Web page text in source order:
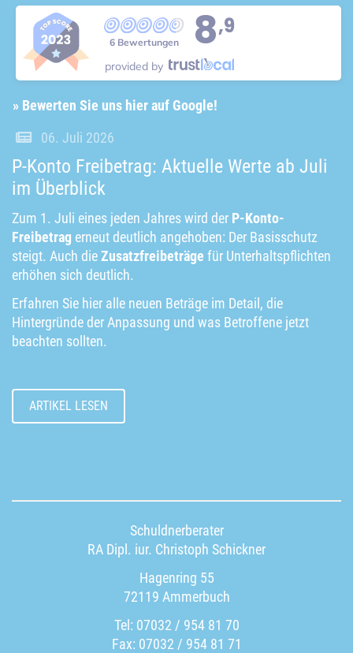
6 Bewertungen 8,9
provided by
» Bewerten Sie uns hier auf Google!
06. Juli 2026
P-Konto Freibetrag: Aktuelle Werte ab Juli
im Überblick
Zum 1. Juli eines jeden Jahres wird der P-Konto-
Freibetrag erneut deutlich angehoben: Der Basisschutz
steigt. Auch dieZusatzfreibeträge für Unterhaltspflichten
erhöhen sich deutlich.
Erfahren Sie hier alle neuen Beträge im Detail, die
Hintergründe der Anpassung und was Betroffene jetzt
beachten sollten.
ARTIKEL LESEN
Schuldnerberater
RA Dipl. iur. Christoph Schickner
Hagenring 55
72119 Ammerbuch
Tel: 07032 / 954 81 70
Fax: 07032 / 954 81 71